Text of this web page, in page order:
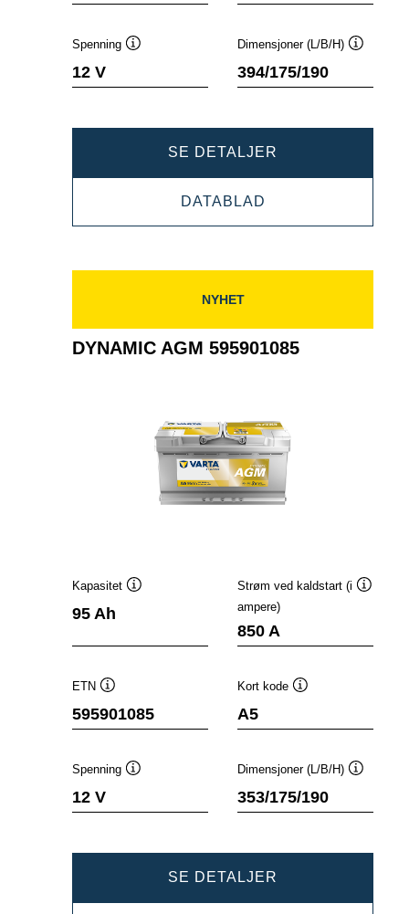
Spenning
12 V
Dimensjoner (L/B/H)
394/175/190
SE DETALJER
AGM
DATABLAD
AGM
NYHET
DYNAMIC AGM 595901085
Kapasitet
95 Ah
Strøm ved kaldstart (i
ampere)
850 A
ETN
595901085
Kort kode
A5
Spenning
12 V
Dimensjoner (L/B/H)
353/175/190
SE DETALJER
AGM